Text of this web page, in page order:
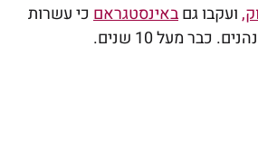
ועקבו גםבאינסטגראם כי עשרות
כבר מעל 10 שנים.